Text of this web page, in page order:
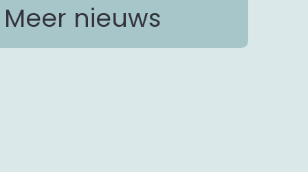
Meer nieuws